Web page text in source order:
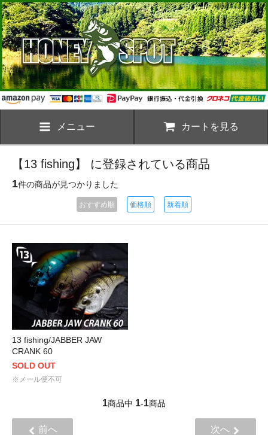
メニュー カートを見る
【13 fishing】 に登録されている商品
1件の商品が見つかりました
おすすめ順 価格順 新着順
13 fishing/JABBER JAW
CRANK 60
SOLD OUT
※メール便不可
1商品中 1-1商品
前へ 次へ